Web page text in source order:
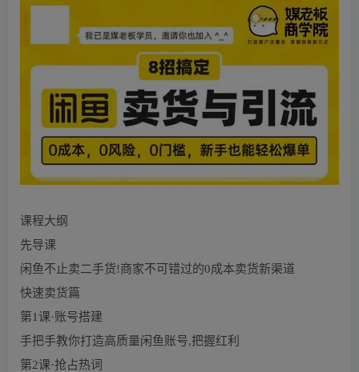
课程大纲
先导课
闲鱼不止卖二手货!商家不可错过的0成本卖货新渠道
快速卖货篇
第1课·账号搭建
手把手教你打造高质量闲鱼账号,把握红利
第2课·抢占热词